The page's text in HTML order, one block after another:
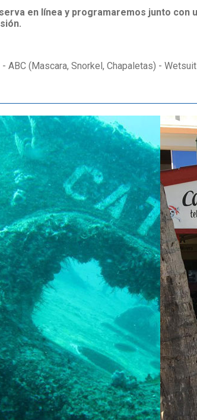
en línea y programaremos junto
ABC (Mascara, Snorkel, Chapaletas) -